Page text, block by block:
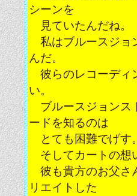
シーンを
見ていたんだね。
私はブルースジョ
んだ。
彼らのレコーディ
い。
ブルースジョンス
ードを知るのは
とても困難でげす
そしてカートの想
彼も貴方のお父さ
リエイトした